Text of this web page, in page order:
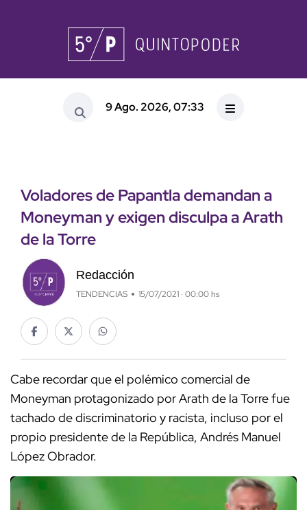
9 Ago. 2026, 07:33
Voladores de Papantla demandan a
Moneyman y exigen disculpa a Arath
de la Torre
Redacción
TENDENCIAS 15/07/2021 · 00:00 hs
Cabe recordar que el polémico comercial de
Moneyman protagonizado por Arath de la Torre fue
tachado de discriminatorio y racista, incluso por el
propio presidente de la República, Andrés Manuel
López Obrador.